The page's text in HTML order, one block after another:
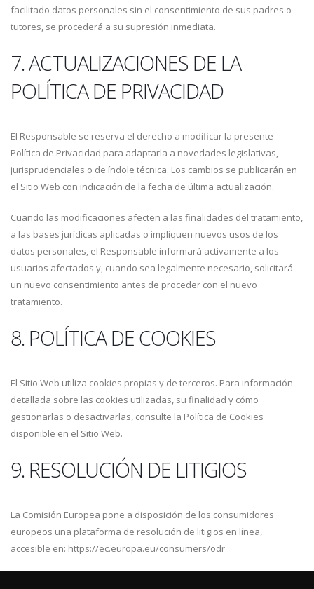
facilitado datos personales sin el consentimiento de sus padres o
tutores, se procederá a su supresión inmediata.
7. ACTUALIZACIONES DE LA
POLÍTICA DE PRIVACIDAD
El Responsable se reserva el derecho a modificar la presente
Política de Privacidad para adaptarla a novedades legislativas,
jurisprudenciales o de índole técnica. Los cambios se publicarán en
el Sitio Web con indicación de la fecha de última actualización.
Cuando las modificaciones afecten a las finalidades del tratamiento,
a las bases jurídicas aplicadas o impliquen nuevos usos de los
datos personales, el Responsable informará activamente a los
usuarios afectados y, cuando sea legalmente necesario, solicitará
un nuevo consentimiento antes de proceder con el nuevo
tratamiento.
8. POLÍTICA DE COOKIES
El Sitio Web utiliza cookies propias y de terceros. Para información
detallada sobre las cookies utilizadas, su finalidad y cómo
gestionarlas o desactivarlas, consulte la Política de Cookies
disponible en el Sitio Web.
9. RESOLUCIÓN DE LITIGIOS
La Comisión Europea pone a disposición de los consumidores
europeos una plataforma de resolución de litigios en línea,
accesible en: https://ec.europa.eu/consumers/odr